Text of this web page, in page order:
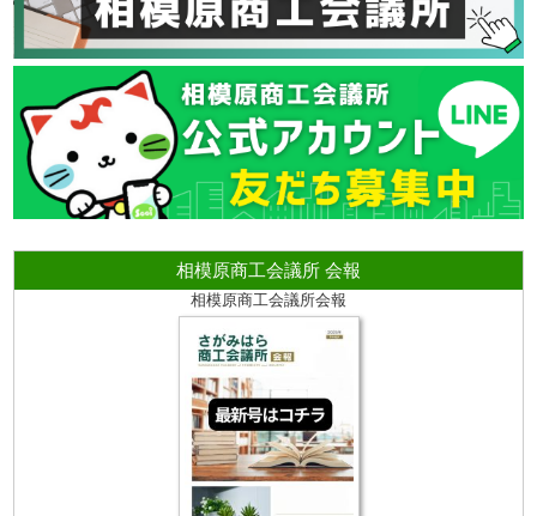
相模原商工会議所 会報
相模原商工会議所会報